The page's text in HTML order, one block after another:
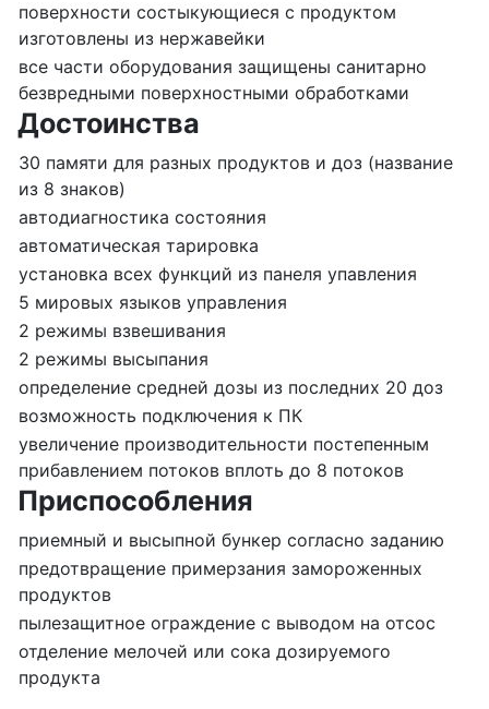
поверхности состыкующиеся с продуктом
изготовлены из нержавейки
все части оборудования защищены санитарно
безвредными поверхностными обработками
Достоинства
30 памяти для разных продуктов и доз (название
из 8 знаков)
автодиагностика состояния
автоматическая тарировка
установка всех функций из панеля упавления
5 мировых языков управления
2 режимы взвешивания
2 режимы высыпания
определение средней дозы из последних 20 доз
возможность подключения к ПК
увеличение производительности постепенным
прибавлением потоков вплоть до 8 потоков
Приспособления
приемный и высыпной бункер согласно заданию
предотвращение примерзания замороженных
продуктов
пылезащитное ограждение с выводом на отсос
отделение мелочей или сока дозируемого
продукта